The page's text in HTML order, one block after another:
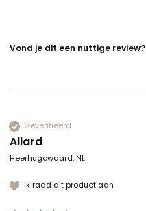
Vond je dit een nuttige review?
Geverifieerd
Allard
Heerhugowaard, NL
Ik raad dit product aan